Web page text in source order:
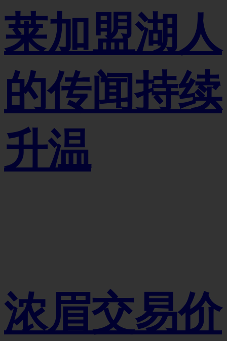
莱加盟湖人
的传闻持续
升温
浓眉交易价